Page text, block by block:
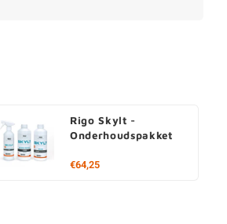
Rigo Skylt -
Onderhoudspakket
€64,25